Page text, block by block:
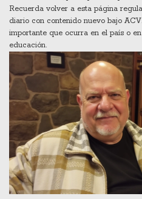
Recuerda volver a esta página
diario con contenido nuevo bajo
importante que ocurra en el país o
educación.